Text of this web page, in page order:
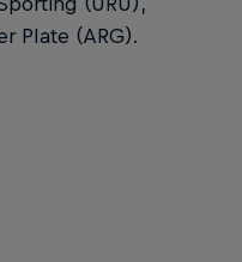
Plate (ARG).